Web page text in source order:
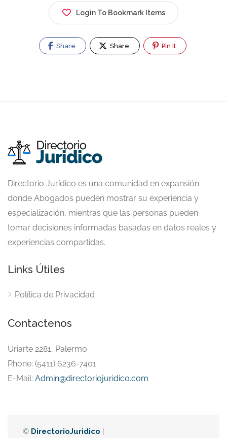
Login To Bookmark Items
Share Share Pin It
Directorio Jurídico es una comunidad en expansión
donde Abogados pueden mostrar su experiencia y
especialización, mientras que las personas pueden
tomar decisiones informadas basadas en datos reales y
experiencias compartidas.
Links Útiles
Política de Privacidad
Contactenos
Uriarte 2281, Palermo
Phone: (5411) 6236-7401
E-Mail: Admin@directoriojuridico.com
© DirectorioJuridico